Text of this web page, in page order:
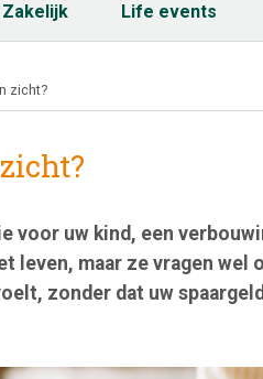
Zakelijk Life events
zicht?
voor uw kind, een
leven, maar ze vragen
zonder dat uw